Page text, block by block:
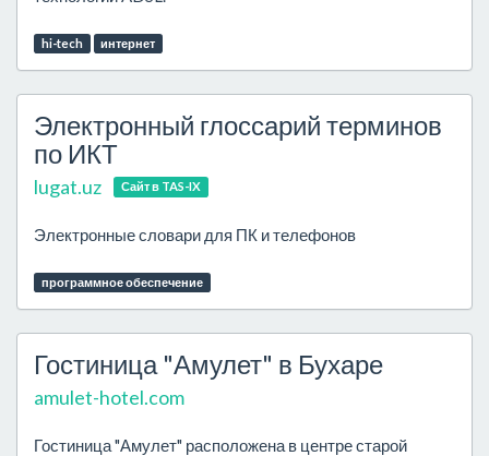
hi-tech интернет
Электронный глоссарий терминов
по ИКТ
lugat.uz Сайт в TAS-IX
Электронные словари для ПК и телефонов
программное обеспечение
Гостиница "Амулет" в Бухаре
amulet-hotel.com
Гостиница "Амулет" расположена в центре старой